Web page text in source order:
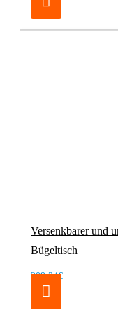
Versenkbarer und
Bügeltisch
209,24€